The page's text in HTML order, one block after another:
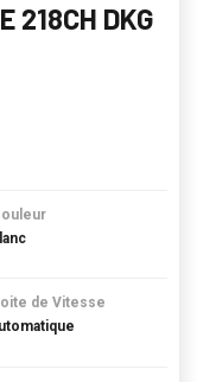
218CH DKG
de Vitesse